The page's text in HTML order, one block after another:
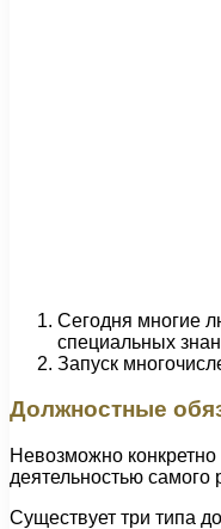
Сегодня многие
специальных
Запуск
Должностные
Невозможно конкретно
деятельностью самого
Существует три типа